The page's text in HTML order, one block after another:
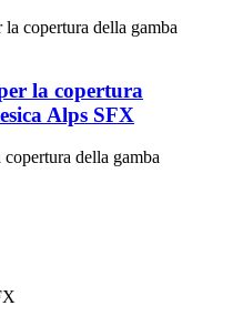
la copertura
Alps SFX
della gamba